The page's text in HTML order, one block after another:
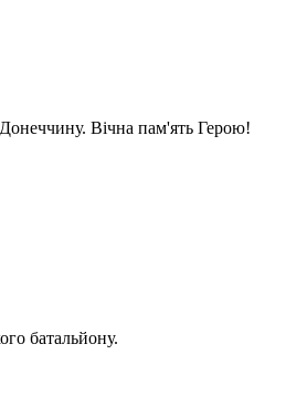
Вічна пам'ять Герою!
батальйону.